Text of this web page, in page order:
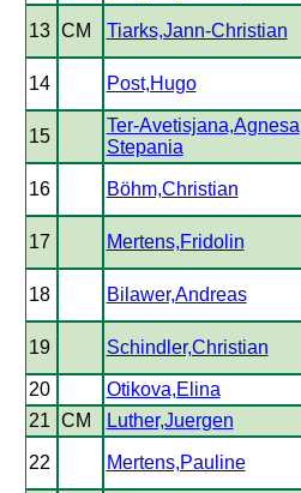
13 CM Tiarks,Jann-Christian
14 Post,Hugo
15
Ter-Avetisjana,Agnesa
Stepania
16 Böhm,Christian
17 Mertens,Fridolin
18 Bilawer,Andreas
19 Schindler,Christian
20 Otikova,Elina
21 CM Luther,Juergen
22 Mertens,Pauline